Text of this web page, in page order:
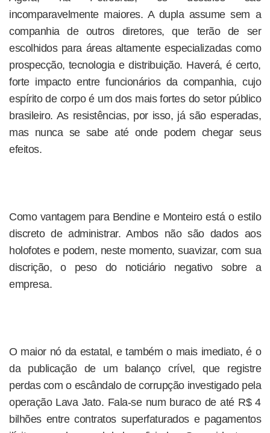
incomparavelmente maiores. A dupla assume sem a
companhia de outros diretores, que terão de ser
escolhidos para áreas altamente especializadas como
prospecção, tecnologia e distribuição. Haverá, é certo,
forte impacto entre funcionários da companhia, cujo
espírito de corpo é um dos mais fortes do setor público
brasileiro. As resistências, por isso, já são esperadas,
mas nunca se sabe até onde podem chegar seus
efeitos.
Como vantagem para Bendine e Monteiro está o estilo
discreto de administrar. Ambos não são dados aos
holofotes e podem, neste momento, suavizar, com sua
discrição, o peso do noticiário negativo sobre a
empresa.
O maior nó da estatal, e também o mais imediato, é o
da publicação de um balanço crível, que registre
perdas com o escândalo de corrupção investigado pela
operação Lava Jato. Fala-se num buraco de até R$ 4
bilhões entre contratos superfaturados e pagamentos